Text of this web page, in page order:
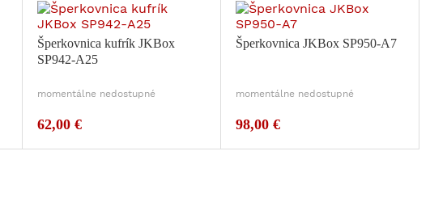
Šperkovnica kufrík JKBox
SP942-A25
momentálne nedostupné
62,00 €
Šperkovnica JKBox SP950-A7
momentálne nedostupné
98,00 €